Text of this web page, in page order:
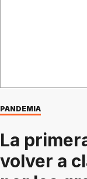
PANDEMIA
La
volver a